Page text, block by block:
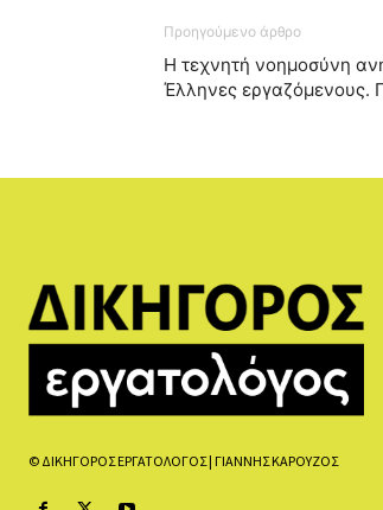
Προηγούμενο άρθρο
Η τεχνητή νοημοσύνη
Έλληνες εργαζόμενους.
© ΔΙΚΗΓΟΡΟΣ ΕΡΓΑΤΟΛΟΓΟΣ | ΓΙΑΝΝΗΣ ΚΑΡΟΥΖΟΣ